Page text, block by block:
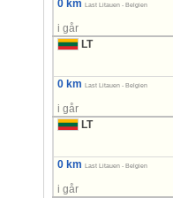
0 km Last Litauen - Belgien
i går
LT
0 km Last Litauen - Belgien
i går
LT
0 km Last Litauen - Belgien
i går